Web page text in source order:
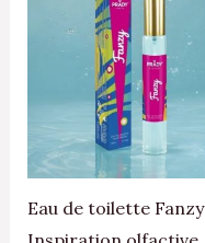
Eau de toilette Fanzy